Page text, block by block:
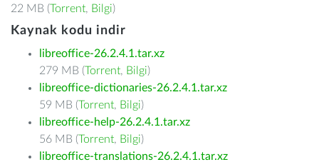
22 MB (Torrent, Bilgi)
Kaynak kodu indir
libreoffice-26.2.4.1.tar.xz
279 MB (Torrent, Bilgi)
libreoffice-dictionaries-26.2.4.1.tar.xz
59 MB (Torrent, Bilgi)
libreoffice-help-26.2.4.1.tar.xz
56 MB (Torrent, Bilgi)
libreoffice-translations-26.2.4.1.tar.xz